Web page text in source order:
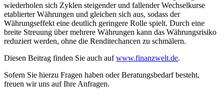
wiederholen sich Zyklen steigender und fallender Wechselkurse
etablierter Währungen und gleichen sich aus, sodass der
Währungseffekt eine deutlich geringere Rolle spielt. Durch eine
breite Streuung über mehrere Währungen kann das Währungsrisiko
reduziert werden, ohne die Renditechancen zu schmälern.
Diesen Beitrag finden Sie auch aufwww.finanzwelt.de.
Sofern Sie hierzu Fragen haben oder Beratungsbedarf besteht,
freuen wir uns auf Ihre Anfragen.